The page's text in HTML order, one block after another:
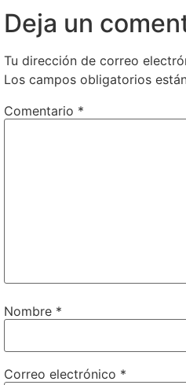
Deja un
Tu dirección de correo
Los campos obligatorios
Comentario *
Nombre *
Correo electrónico *